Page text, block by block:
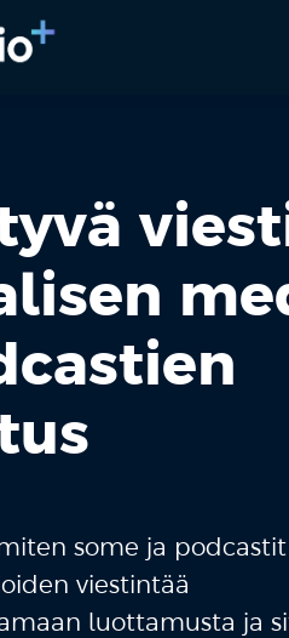
some ja
viestintää
luottamusta ja